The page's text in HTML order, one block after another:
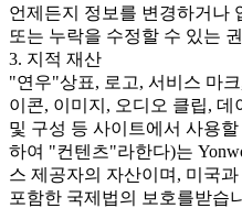
언제든지 정보를 변경하거나
또는 누락을 수정할 수 있는
3. 지적 재산
"연우"상표, 로고, 서비스 마
이콘, 이미지, 오디오 클립,
및 구성 등 사이트에서 사용
하여 "컨텐츠"라한다)는
스 제공자의 자산이며, 미국
포함한 국제법의 보호를받습